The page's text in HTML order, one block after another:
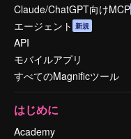
Claude/ChatGPT向けMCP
エージェント 新規
API
モバイルアプリ
すべてのMagnificツール
はじめに
Academy